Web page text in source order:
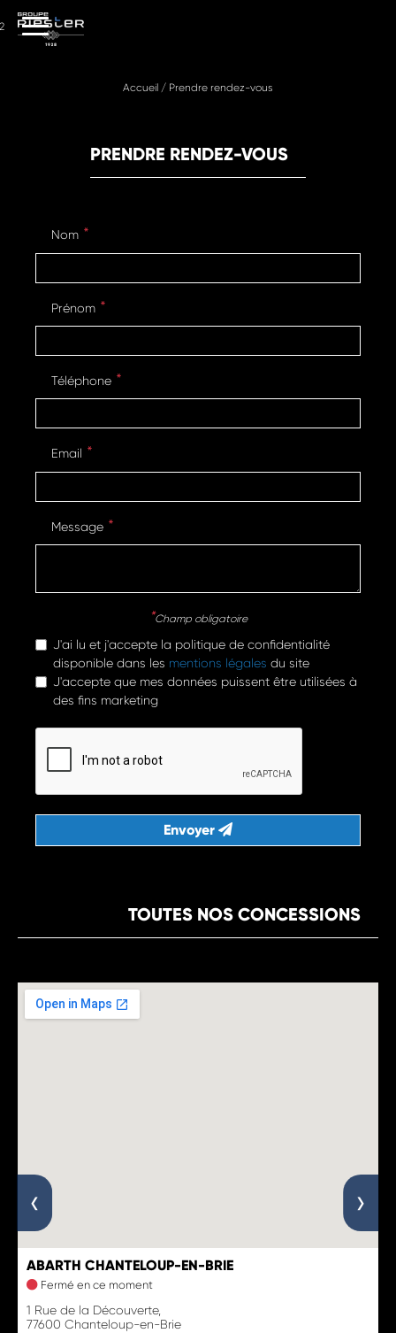
Accueil / Prendre rendez-vous
PRENDRE RENDEZ-VOUS
Nom
Prénom
Téléphone
Email
Message
Champ obligatoire
J'ai lu et j'accepte la politique de confidentialité
disponible dans les mentions légales du site
J'accepte que mes données puissent être utilisées à
des fins marketing
Envoyer
TOUTES NOS CONCESSIONS
ABARTH CHANTELOUP-EN-BRIE
Fermé en ce moment
1 Rue de la Découverte,
77600 Chanteloup-en-Brie
‹ ›